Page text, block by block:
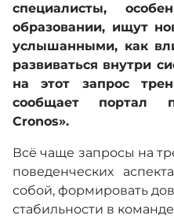
Адалдық алаңы
Версия для
специалисты,
образовании, ищут
услышанными, как
развиваться внутри
на этот запрос
сообщает портал
Cronos».
Всё чаще запросы на
поведенческих
собой, формировать
стабильности в